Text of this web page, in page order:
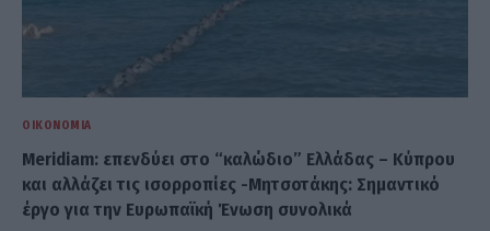
ΟΙΚΟΝΟΜΊΑ
Meridiam: επενδύει στο “καλώδιο” Ελλάδας – Κύπρου
και αλλάζει τις ισορροπίες -Μητσοτάκης: Σημαντικό
έργο για την Ευρωπαϊκή Ένωση συνολικά